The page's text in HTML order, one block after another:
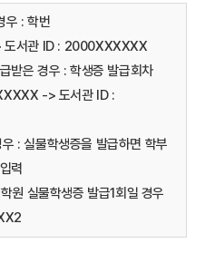
우 : 학번
서관 ID : 2000XXXXXX
받은 경우 : 학생증 발급회차
-> 도서관 ID :
: 실물학생증을 발급하면 학부
력
원 실물학생증 발급1회일 경우